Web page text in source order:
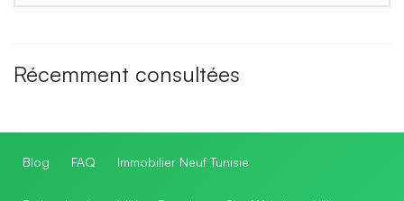
Récemment consultées
Blog FAQ Immobilier Neuf Tunisie